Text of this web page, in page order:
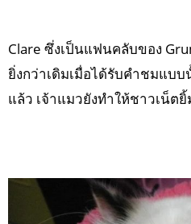
Clare ซึ่งเป็นแฟนคลับของ
ยิ่งกว่าเดิมเมื่อได้รับคำชมแบบ
แล้ว เจ้าแมวยังทำให้ชาวเน็ต